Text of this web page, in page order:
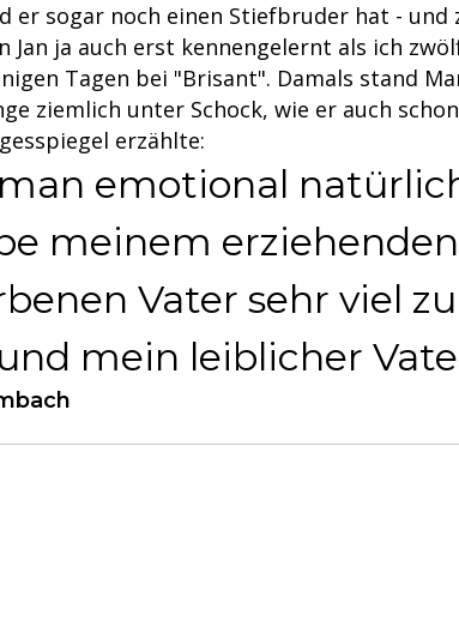
er sogar noch einen Stiefbruder hat - und
Jan ja auch erst kennengelernt als ich
Tagen bei "Brisant". Damals stand
ziemlich unter Schock, wie er auch
erzählte:
emotional
meinem
Vater sehr viel
mein leiblicher